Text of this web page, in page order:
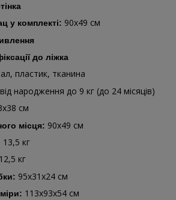
у комплекті: 90х49 см
до ліжка
пластик, тканина
від народження до 9 кг (до 24 місяців)
см
місця: 90х49 см
13,5 кг
12,5 кг
95х31х24 см
113х93х54 см